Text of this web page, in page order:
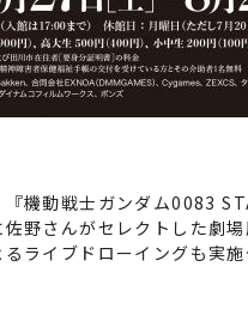
機動戦士ガンダム0083
野さんがセレクトした劇
ライブドローイングも実施